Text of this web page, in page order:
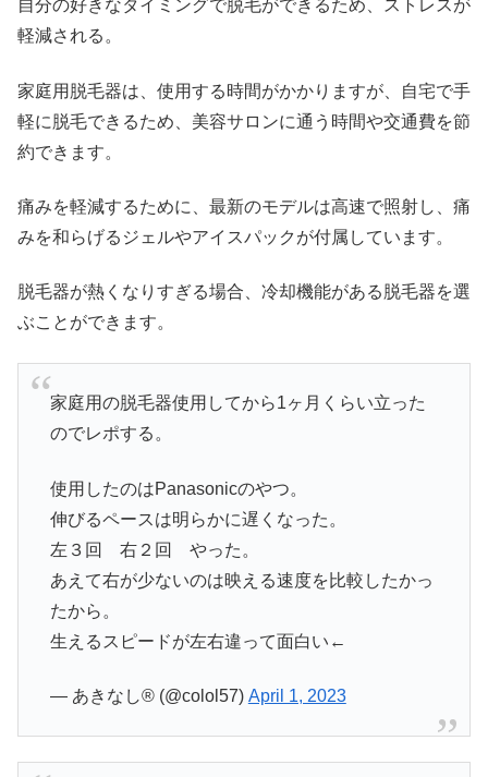
自分の好きなタイミングで脱毛ができるため、ストレスが
軽減される。
家庭用脱毛器は、使用する時間がかかりますが、自宅で手
軽に脱毛できるため、美容サロンに通う時間や交通費を節
約できます。
痛みを軽減するために、最新のモデルは高速で照射し、痛
みを和らげるジェルやアイスパックが付属しています。
脱毛器が熱くなりすぎる場合、冷却機能がある脱毛器を選
ぶことができます。
家庭用の脱毛器使用してから1ヶ月くらい立った
のでレポする。
使用したのはPanasonicのやつ。
伸びるペースは明らかに遅くなった。
左３回 右２回 やった。
あえて右が少ないのは映える速度を比較したかっ
たから。
生えるスピードが左右違って面白い←
— あきなし®︎ (@colol57) April 1, 2023